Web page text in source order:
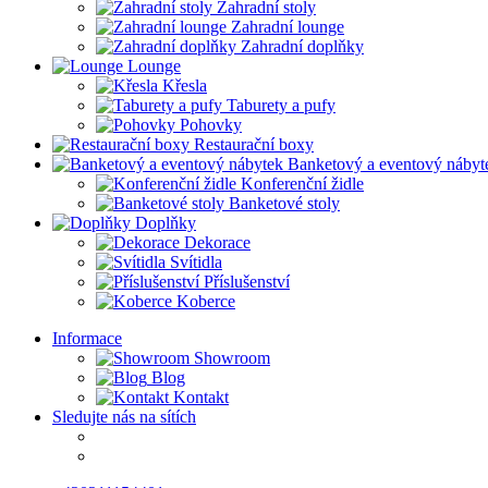
Zahradní stoly
Zahradní lounge
Zahradní doplňky
Lounge
Křesla
Taburety a pufy
Pohovky
Restaurační boxy
Banketový a eventový
Konferenční židle
Banketové stoly
Doplňky
Dekorace
Svítidla
Příslušenství
Koberce
Informace
Showroom
Blog
Kontakt
Sledujte nás na sítích